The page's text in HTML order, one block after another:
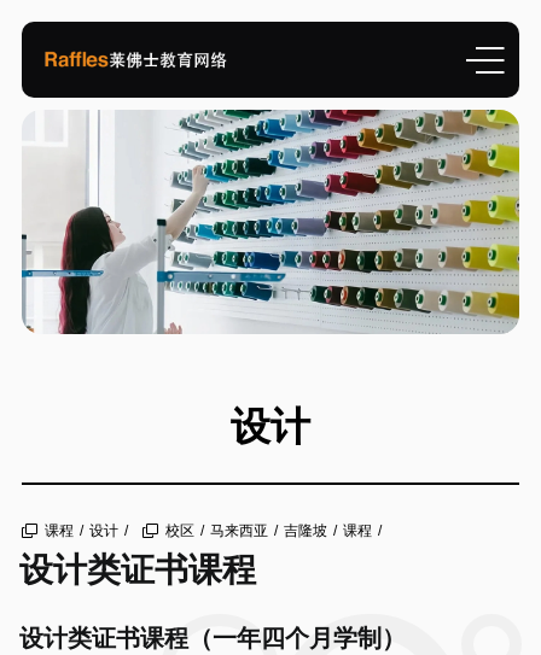
设计
课程 / 设计 / 校区 / 马来西亚 / 吉隆坡 / 课程 /
设计类证书课程
设计类证书课程（一年四个月学制）